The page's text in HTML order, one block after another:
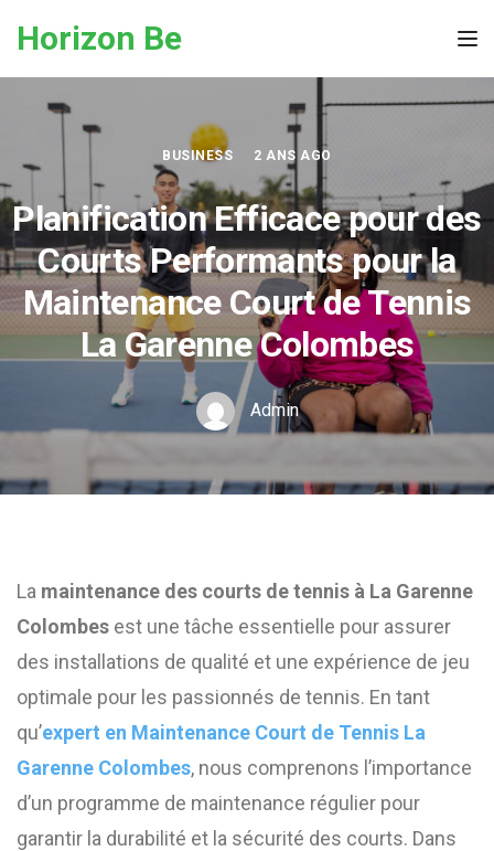
Horizon Be
BUSINESS 2 ANS AGO
Planification Efficace pour des
Courts Performants pour la
Maintenance Court de Tennis
La Garenne Colombes
Admin
La maintenance des courts de tennis à La Garenne
Colombes est une tâche essentielle pour assurer
des installations de qualité et une expérience de jeu
optimale pour les passionnés de tennis. En tant
qu’expert en Maintenance Court de Tennis La
Garenne Colombes, nous comprenons l’importance
d’un programme de maintenance régulier pour
garantir la durabilité et la sécurité des courts. Dans